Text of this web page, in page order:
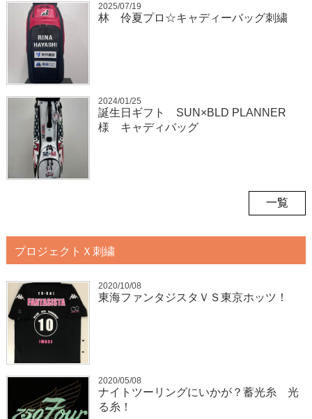
2025/07/19
林 伶夏プロ☆キャディーバッグ刺繍
2024/01/25
誕生日ギフト SUN×BLD PLANNER
様 キャディバッグ
一覧
プロジェクトＸ刺繍
2020/10/08
東海ファンタジスタＶＳ東京ホッツ！
2020/05/08
ナイトツーリングにいかが？蓄光糸 光
る糸！